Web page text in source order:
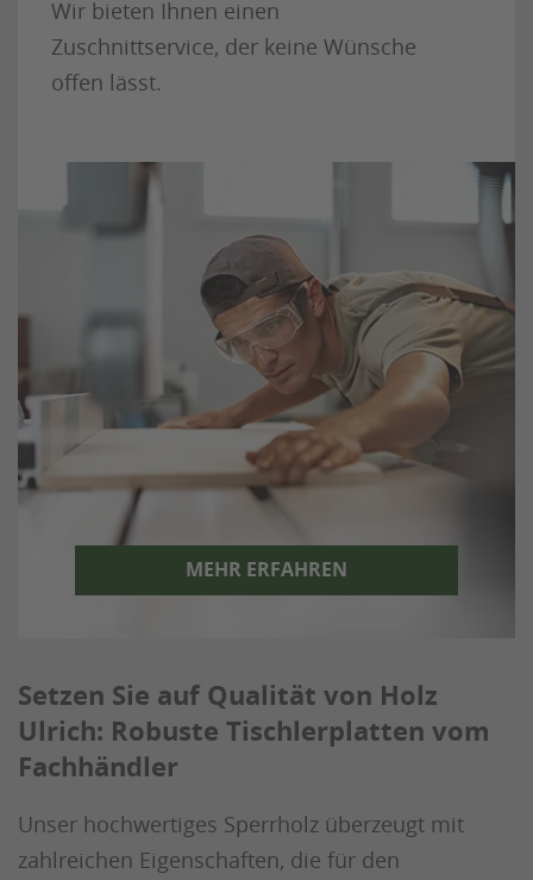
Wir bieten Ihnen einen
Zuschnittservice, der keine Wünsche
offen lässt.
MEHR ERFAHREN
Setzen Sie auf Qualität von Holz
Ulrich: Robuste Tischlerplatten vom
Fachhändler
Unser hochwertiges Sperrholz überzeugt mit
zahlreichen Eigenschaften, die für den